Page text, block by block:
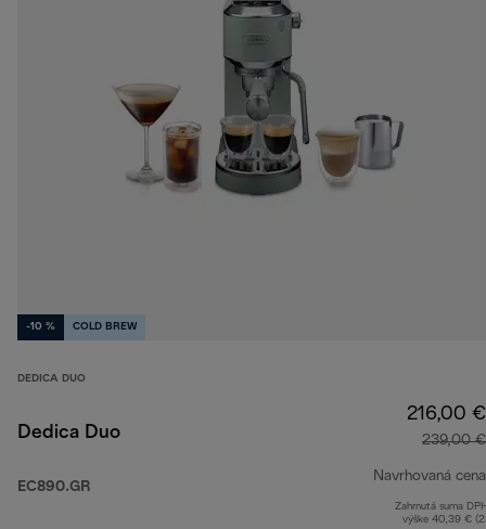
-10 % COLD BREW
DEDICA DUO
Dedica Duo
EC890.GR
216,00 €
239,00 €
Navrhovaná cena
Zahrnutá suma
výške 40,39 €